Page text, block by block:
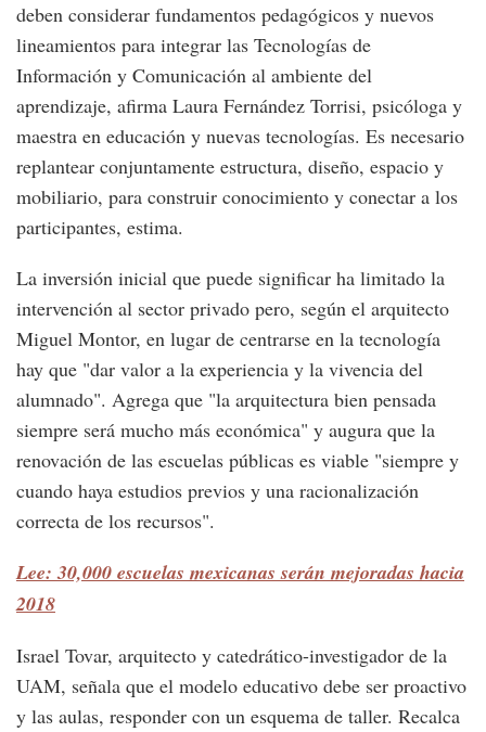
deben considerar fundamentos pedagógicos y nuevos
lineamientos para integrar las Tecnologías de
Información y Comunicación al ambiente del
aprendizaje, afirma Laura Fernández Torrisi, psicóloga y
maestra en educación y nuevas tecnologías. Es necesario
replantear conjuntamente estructura, diseño, espacio y
mobiliario, para construir conocimiento y conectar a los
participantes, estima.
La inversión inicial que puede significar ha limitado la
intervención al sector privado pero, según el arquitecto
Miguel Montor, en lugar de centrarse en la tecnología
hay que "dar valor a la experiencia y la vivencia del
alumnado". Agrega que "la arquitectura bien pensada
siempre será mucho más económica" y augura que la
renovación de las escuelas públicas es viable "siempre y
cuando haya estudios previos y una racionalización
correcta de los recursos".
Lee: 30,000 escuelas mexicanas serán mejoradas hacia
2018
Israel Tovar, arquitecto y catedrático-investigador de la
UAM, señala que el modelo educativo debe ser proactivo
y las aulas, responder con un esquema de taller. Recalca